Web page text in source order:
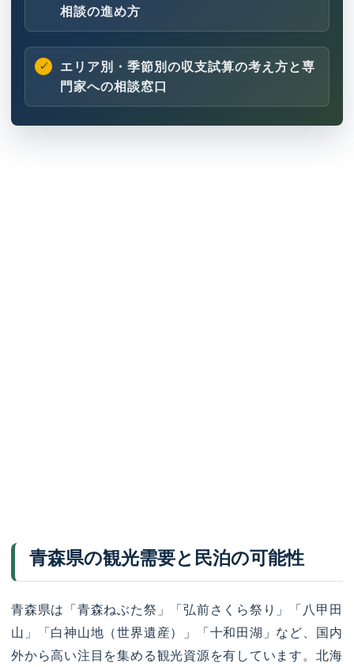
相談の進め方
エリア別・季節別の収支試算の考え方と専
門家への相談窓口
青森県の観光需要と民泊の可能性
青森県は「青森ねぶた祭」「弘前さくら祭り」「八甲田
山」「白神山地（世界遺産）」「十和田湖」など、国内
外から高い注目を集める観光資源を有しています。北海